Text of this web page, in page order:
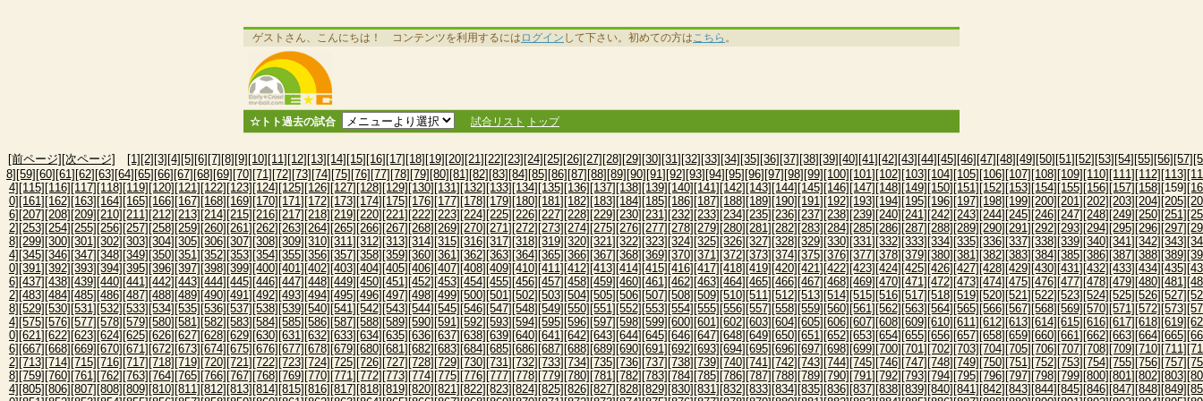
ゲストさん、こんにちは！ コンテンツを利用するには ログイン して下さい。初めての方はこちら 。
☆トト過去の試合 試合リスト トップ
[前ページ] [次ページ] [1] [2] [3] [4] [5] [6] [7] [8] [9] [10] [11] [12] [13] [14] [15] [16] [17] [18] [19] [20] [21] [22] [23] [24] [25] [26] [27] [28] [29] [30] [31] [32] [33] [34] [35] [36] [37] [38] [39] [40] [41] [42] [43] [44] [45] [46] [47] [48] [49] [50] [51] [52] [53] [54] [55] [56] [57] [5
8] [59] [60] [61] [62] [63] [64] [65] [66] [67] [68] [69] [70] [71] [72] [73] [74] [75] [76] [77] [78] [79] [80] [81] [82] [83] [84] [85] [86] [87] [88] [89] [90] [91] [92] [93] [94] [95] [96] [97] [98] [99] [100] [101] [102] [103] [104] [105] [106] [107] [108] [109] [110] [111] [112] [113] [11
4] [115] [116] [117] [118] [119] [120] [121] [122] [123] [124] [125] [126] [127] [128] [129] [130] [131] [132] [133] [134] [135] [136] [137] [138] [139] [140] [141] [142] [143] [144] [145] [146] [147] [148] [149] [150] [151] [152] [153] [154] [155] [156] [157] [158] [159] [16
0] [161] [162] [163] [164] [165] [166] [167] [168] [169] [170] [171] [172] [173] [174] [175] [176] [177] [178] [179] [180] [181] [182] [183] [184] [185] [186] [187] [188] [189] [190] [191] [192] [193] [194] [195] [196] [197] [198] [199] [200] [201] [202] [203] [204] [205] [20
6] [207] [208] [209] [210] [211] [212] [213] [214] [215] [216] [217] [218] [219] [220] [221] [222] [223] [224] [225] [226] [227] [228] [229] [230] [231] [232] [233] [234] [235] [236] [237] [238] [239] [240] [241] [242] [243] [244] [245] [246] [247] [248] [249] [250] [251] [25
2] [253] [254] [255] [256] [257] [258] [259] [260] [261] [262] [263] [264] [265] [266] [267] [268] [269] [270] [271] [272] [273] [274] [275] [276] [277] [278] [279] [280] [281] [282] [283] [284] [285] [286] [287] [288] [289] [290] [291] [292] [293] [294] [295] [296] [297] [29
8] [299] [300] [301] [302] [303] [304] [305] [306] [307] [308] [309] [310] [311] [312] [313] [314] [315] [316] [317] [318] [319] [320] [321] [322] [323] [324] [325] [326] [327] [328] [329] [330] [331] [332] [333] [334] [335] [336] [337] [338] [339] [340] [341] [342] [343] [34
4] [345] [346] [347] [348] [349] [350] [351] [352] [353] [354] [355] [356] [357] [358] [359] [360] [361] [362] [363] [364] [365] [366] [367] [368] [369] [370] [371] [372] [373] [374] [375] [376] [377] [378] [379] [380] [381] [382] [383] [384] [385] [386] [387] [388] [389] [39
0] [391] [392] [393] [394] [395] [396] [397] [398] [399] [400] [401] [402] [403] [404] [405] [406] [407] [408] [409] [410] [411] [412] [413] [414] [415] [416] [417] [418] [419] [420] [421] [422] [423] [424] [425] [426] [427] [428] [429] [430] [431] [432] [433] [434] [435] [43
6] [437] [438] [439] [440] [441] [442] [443] [444] [445] [446] [447] [448] [449] [450] [451] [452] [453] [454] [455] [456] [457] [458] [459] [460] [461] [462] [463] [464] [465] [466] [467] [468] [469] [470] [471] [472] [473] [474] [475] [476] [477] [478] [479] [480] [481] [48
2] [483] [484] [485] [486] [487] [488] [489] [490] [491] [492] [493] [494] [495] [496] [497] [498] [499] [500] [501] [502] [503] [504] [505] [506] [507] [508] [509] [510] [511] [512] [513] [514] [515] [516] [517] [518] [519] [520] [521] [522] [523] [524] [525] [526] [527] [52
8] [529] [530] [531] [532] [533] [534] [535] [536] [537] [538] [539] [540] [541] [542] [543] [544] [545] [546] [547] [548] [549] [550] [551] [552] [553] [554] [555] [556] [557] [558] [559] [560] [561] [562] [563] [564] [565] [566] [567] [568] [569] [570] [571] [572] [573] [57
4] [575] [576] [577] [578] [579] [580] [581] [582] [583] [584] [585] [586] [587] [588] [589] [590] [591] [592] [593] [594] [595] [596] [597] [598] [599] [600] [601] [602] [603] [604] [605] [606] [607] [608] [609] [610] [611] [612] [613] [614] [615] [616] [617] [618] [619] [62
0] [621] [622] [623] [624] [625] [626] [627] [628] [629] [630] [631] [632] [633] [634] [635] [636] [637] [638] [639] [640] [641] [642] [643] [644] [645] [646] [647] [648] [649] [650] [651] [652] [653] [654] [655] [656] [657] [658] [659] [660] [661] [662] [663] [664] [665] [66
6] [667] [668] [669] [670] [671] [672] [673] [674] [675] [676] [677] [678] [679] [680] [681] [682] [683] [684] [685] [686] [687] [688] [689] [690] [691] [692] [693] [694] [695] [696] [697] [698] [699] [700] [701] [702] [703] [704] [705] [706] [707] [708] [709] [710] [711] [71
2] [713] [714] [715] [716] [717] [718] [719] [720] [721] [722] [723] [724] [725] [726] [727] [728] [729] [730] [731] [732] [733] [734] [735] [736] [737] [738] [739] [740] [741] [742] [743] [744] [745] [746] [747] [748] [749] [750] [751] [752] [753] [754] [755] [756] [757] [75
8] [759] [760] [761] [762] [763] [764] [765] [766] [767] [768] [769] [770] [771] [772] [773] [774] [775] [776] [777] [778] [779] [780] [781] [782] [783] [784] [785] [786] [787] [788] [789] [790] [791] [792] [793] [794] [795] [796] [797] [798] [799] [800] [801] [802] [803] [80
4] [805] [806] [807] [808] [809] [810] [811] [812] [813] [814] [815] [816] [817] [818] [819] [820] [821] [822] [823] [824] [825] [826] [827] [828] [829] [830] [831] [832] [833] [834] [835] [836] [837] [838] [839] [840] [841] [842] [843] [844] [845] [846] [847] [848] [849] [85